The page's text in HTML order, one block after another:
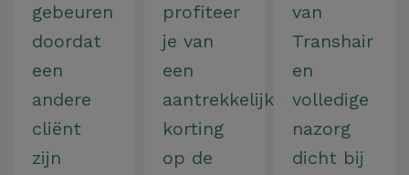
gebeuren
doordat
een
andere
cliënt
zijn
profiteer
je van
een
aantrekkelijke
korting
op de
van
Transhair
en
volledige
nazorg
dicht bij